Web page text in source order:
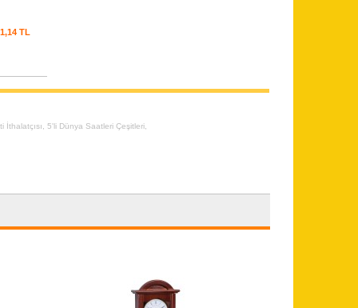
TL
İthalatçısı ,5'li Dünya Saatleri Çeşitleri